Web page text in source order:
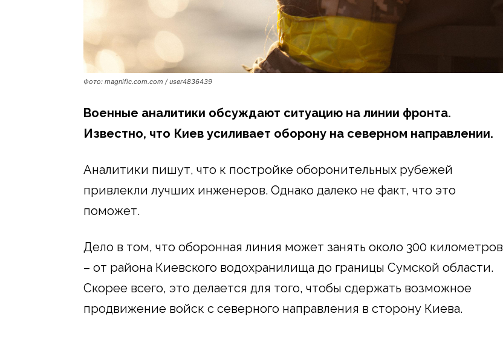
Фото: magnific.com.com / user4836439
Военные аналитики обсуждают ситуацию на линии фронта.
Известно, что Киев усиливает оборону на северном направлении.
Аналитики пишут, что к постройке оборонительных рубежей
привлекли лучших инженеров. Однако далеко не факт, что это
поможет.
Дело в том, что оборонная линия может занять около 300 километров
– от района Киевского водохранилища до границы Сумской области.
Скорее всего, это делается для того, чтобы сдержать возможное
продвижение войск с северного направления в сторону Киева.